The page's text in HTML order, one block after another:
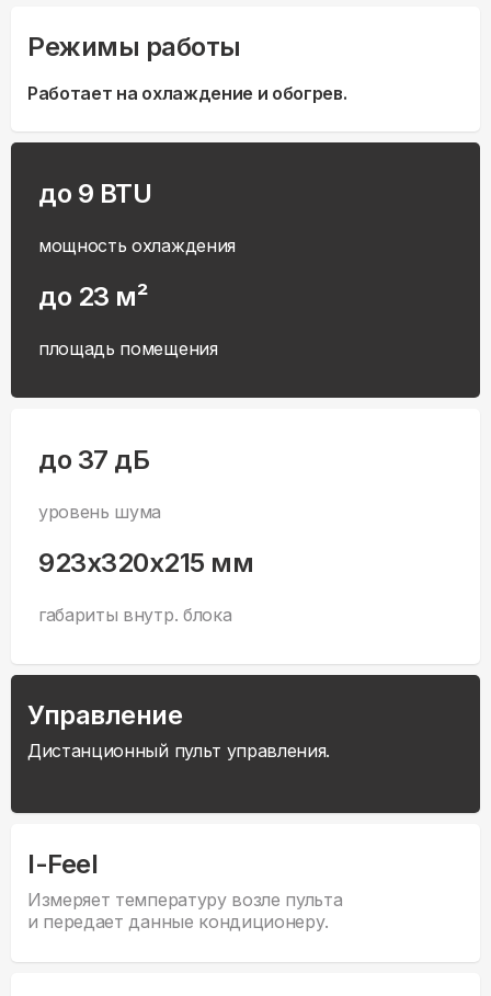
Режимы работы
Работает на охлаждение и обогрев.
до 9 BTU
мощность охлаждения
до 23 м²
площадь помещения
до 37 дБ
уровень шума
923x320x215 мм
габариты внутр. блока
Управление
Дистанционный пульт управления.
I-Feel
Измеряет температуру возле пульта
и передает данные кондиционеру.